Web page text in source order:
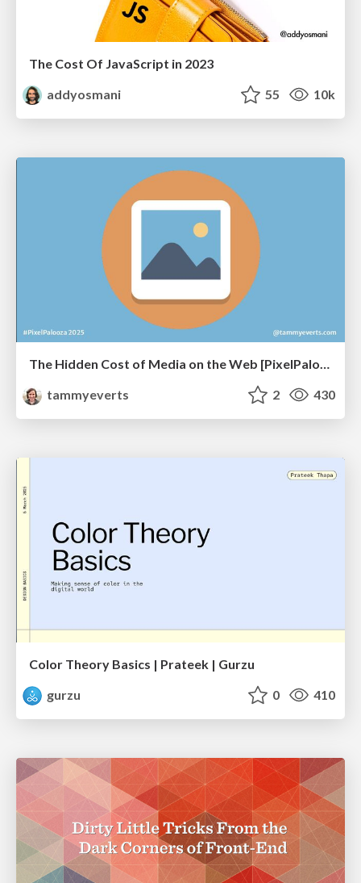
The Cost Of JavaScript in 2023
addyosmani
55 10k
The Hidden Cost of Media on the Web [PixelPalooza 2025]
tammyeverts
2 430
Color Theory Basics | Prateek | Gurzu
gurzu
0 410